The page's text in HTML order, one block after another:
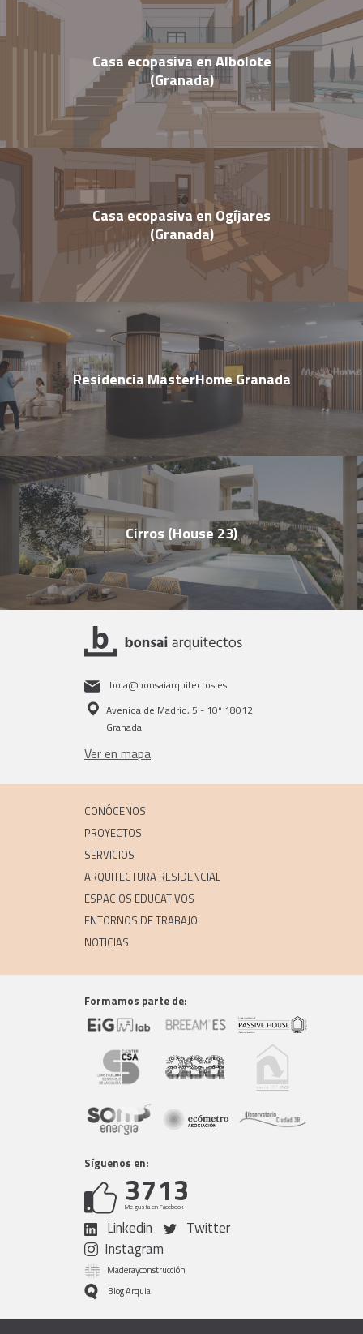
Casa ecopasiva en Albolote
(Granada)
Casa ecopasiva en Ogíjares
(Granada)
Residencia MasterHome Granada
Cirros (House 23)
hola@bonsaiarquitectos.es
Avenida de Madrid, 5 - 10º 18012
Granada
Ver en mapa
CONÓCENOS
PROYECTOS
SERVICIOS
ARQUITECTURA RESIDENCIAL
ESPACIOS EDUCATIVOS
ENTORNOS DE TRABAJO
NOTICIAS
Formamos parte de:
Síguenos en:
3713
Me gusta en Facebook
Linkedin
Twitter
Instagram
Maderayconstrucción
Blog Arquia